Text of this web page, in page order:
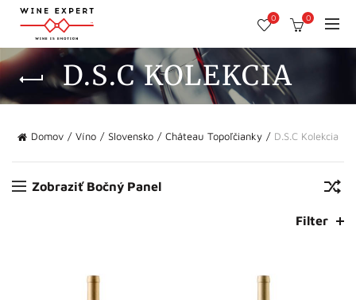
0 0
D.S.C KOLEKCIA
Domov Víno Slovensko Château Topoľčianky D.S.C Kolekcia
Zobraziť Bočný Panel
Filter